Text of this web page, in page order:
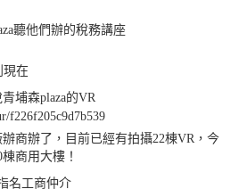
聽他們辦的稅務講座
現在
埔森plaza的VR
f226f205c9d7b539
商辦了，目前已經有拍攝22棟VR，今
商用大樓！
名工商仲介